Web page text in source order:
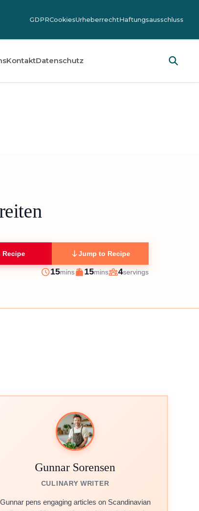
GDPRCookiesUrheberrechtHaftungsausschluss
KontaktDatenschutz
Recipe Jump to Recipe
Prep
15minutes
mins
Cook
15minutes
mins
Servings
4servings
Gunnar Sorensen
CULINARY WRITER
Gunnar pens engaging articles on Scandinavian